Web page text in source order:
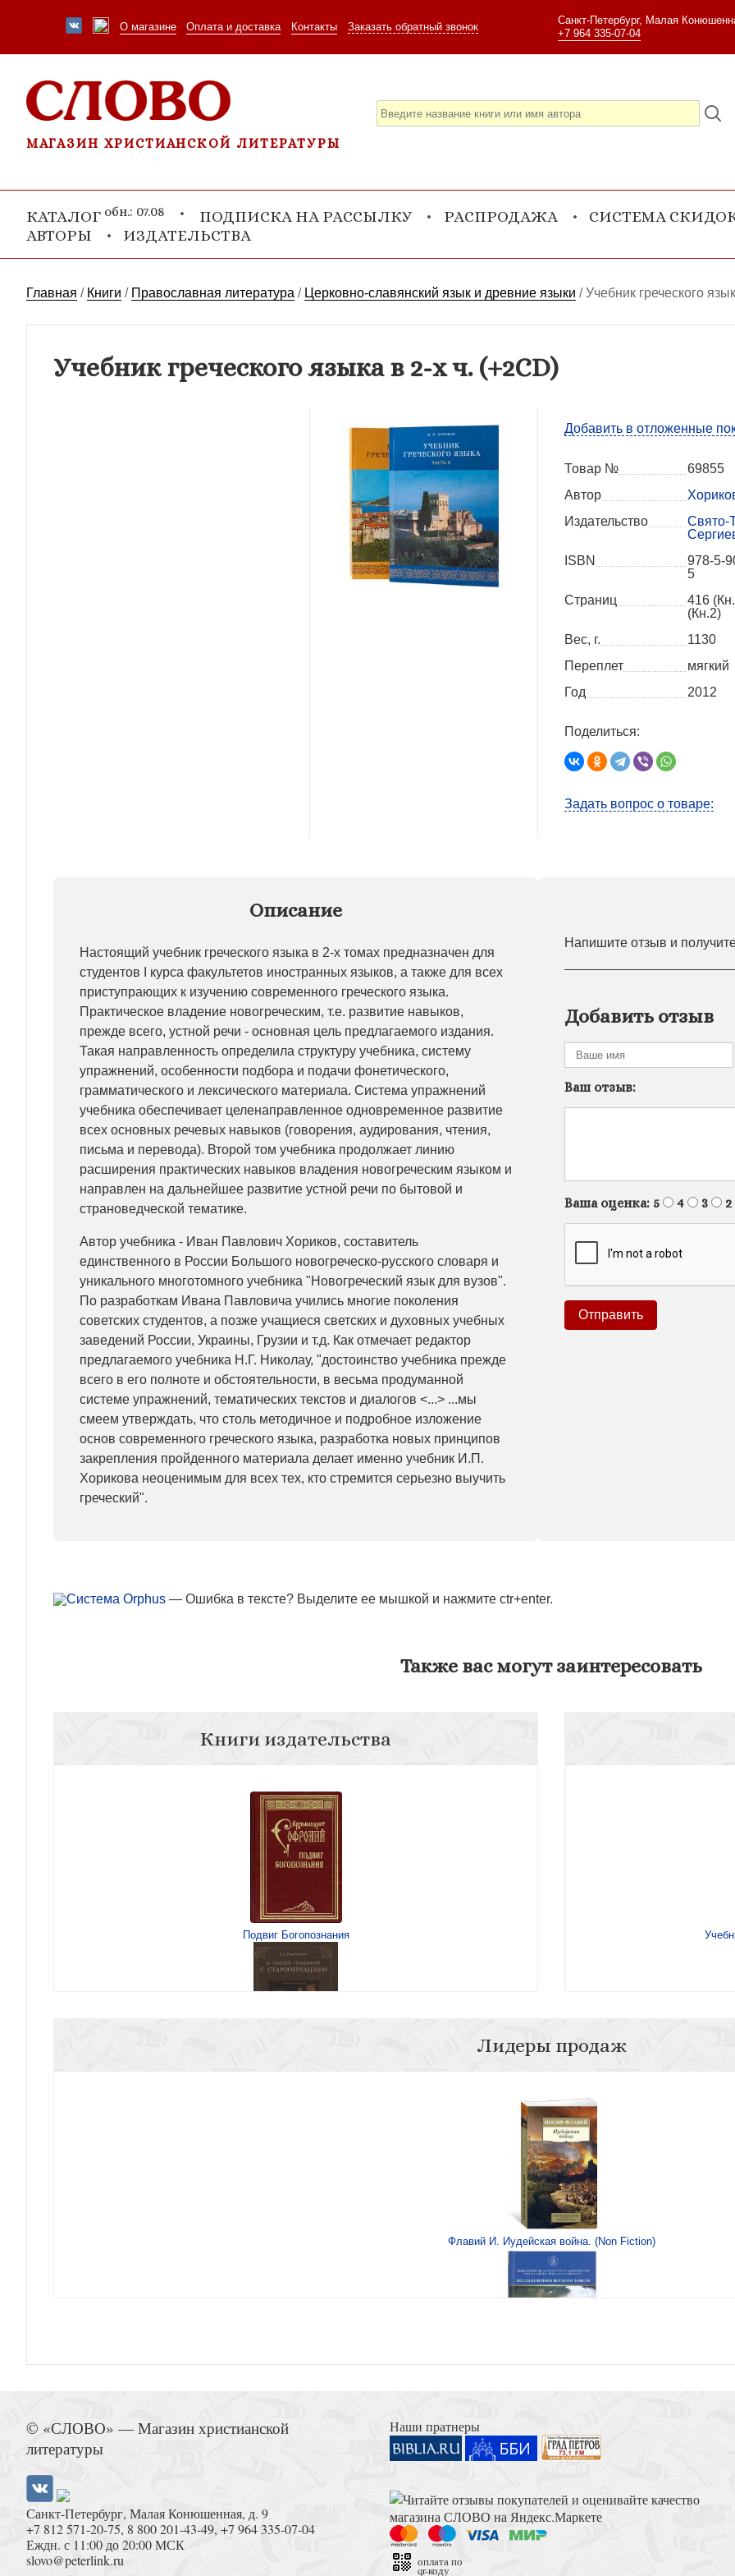
О магазине Оплата и доставка Контакты Заказать обратный звонок
Санкт-Петербург, Малая
+7 964 335-07-04
МАГАЗИН ХРИСТИАНСКОЙ ЛИТЕРАТУРЫ
КАТАЛОГ обн.: 07.08 ПОДПИСКА НА РАССЫЛКУ РАСПРОДАЖА
СИСТЕМА
АВТОРЫ
ИЗДАТЕЛЬСТВА
Главная / Книги / Православная литература / Церковно-славянский язык и древние языки /Учебник греческого
Учебник греческого языка в 2-х ч. (+2CD)
Добавить в отложенные
Товар №
69855
Автор
Издательство
Свято-
ISBN
978-5-
5
Страниц
416
(Кн.2)
Вес, г.
1130
Переплет
мягкий
Год
2012
Поделиться:
Задать вопрос о товаре:
Описание
Настоящий учебник греческого языка в 2-х томах предназначен для
студентов I курса факультетов иностранных языков, а также для всех
приступрающих к изучению современного греческого языка.
Практическое владение новогреческим, т.е. развитие навыков,
прежде всего, устной речи - основная цель предлагаемого издания.
Такая направленность определила структуру учебника, систему
упражнений, особенности подбора и подачи фонетического,
грамматического и лексического материала. Система упражнений
учебника обеспечивает целенаправленное одновременное развитие
всех основных речевых навыков (говорения, аудирования, чтения,
письма и перевода). Второй том учебника продолжает линию
расширения практических навыков владения новогреческим языком и
направлен на дальнейшее развитие устной речи по бытовой и
страноведческой тематике.
Автор учебника - Иван Павлович Хориков, составитель
единственного в России Большого новогреческо-русского словаря и
уникального многотомного учебника "Новогреческий язык для вузов".
По разработкам Ивана Павловича учились многие поколения
советских студентов, а позже учащиеся светских и духовных учебных
заведений России, Украины, Грузии и т.д. Как отмечает редактор
предлагаемого учебника Н.Г. Николау, "достоинство учебника прежде
всего в его полноте и обстоятельности, в весьма продуманной
системе упражнений, тематических текстов и диалогов <...> ...мы
смеем утверждать, что столь методичное и подробное изложение
основ современного греческого языка, разработка новых принципов
закрепления пройденного материала делает именно учебник И.П.
Хорикова неоценимым для всех тех, кто стремится серьезно выучить
греческий".
Напишите отзыв и
Добавить отзыв
Ваш отзыв:
Ваша оценка: 5 4 3 2
— Ошибка в тексте? Выделите ее мышкой и нажмите ctr+enter.
Также вас могут заинтересовать
Книги издательства
Подвиг Богопознания
Дневник инока. Письма. Воспоминания. Сочинение в 3-х томах
Лаврский звонарь. Жизнеописания отца Михея (Тимофеева)
Лидеры продаж
Флавий И. Иудейская война. (Non Fiction)
Книга Иисуса Навина
Толкование на Апокалипсис (Тихоний Африканский)
© «СЛОВО» — Магазин христианской
литературы
Санкт-Петербург, Малая Конюшенная, д. 9
+7 812 571-20-75, 8 800 201-43-49, +7 964 335-07-04
Еждн. с 11:00 до 20:00 МСК
slovo@peterlink.ru
Наши пратнеры
оплата по
qr-коду